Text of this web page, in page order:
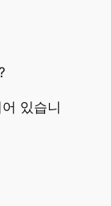
있습니